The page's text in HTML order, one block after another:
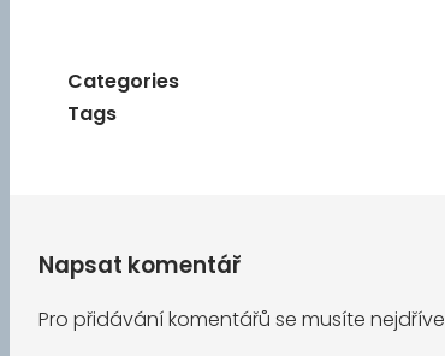
Categories
Tags
Napsat komentář
Pro přidávání komentářů se musíte nejdříve